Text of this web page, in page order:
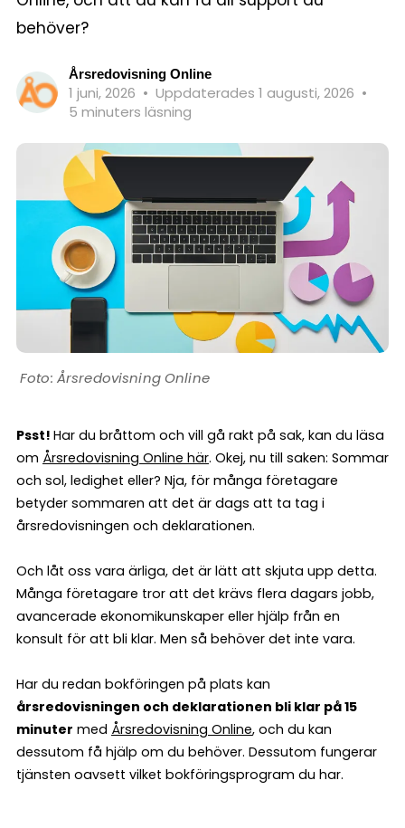
behöver?
Årsredovisning Online
1 juni, 2026 • Uppdaterades 1 augusti, 2026 •
5 minuters läsning
Årsredovisning Online
Psst! Har du bråttom och vill gå rakt på sak, kan du läsa
om Årsredovisning Online här. Okej, nu till saken: Sommar
och sol, ledighet eller? Nja, för många företagare
betyder sommaren att det är dags att ta tag i
årsredovisningen och deklarationen.
Och låt oss vara ärliga, det är lätt att skjuta upp detta.
Många företagare tror att det krävs flera dagars jobb,
avancerade ekonomikunskaper eller hjälp från en
konsult för att bli klar. Men så behöver det inte vara.
Har du redan bokföringen på plats kan
årsredovisningen och deklarationen bli klar på 15
minuter med Årsredovisning Online, och du kan
dessutom få hjälp om du behöver. Dessutom fungerar
tjänsten oavsett vilket bokföringsprogram du har.